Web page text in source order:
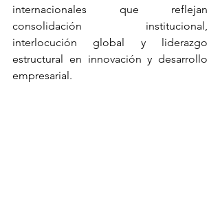
internacionales que reflejan
consolidación institucional,
interlocución global y liderazgo
estructural en innovación y desarrollo
empresarial.